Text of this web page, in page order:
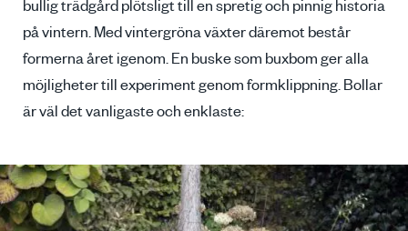
bullig trädgård plötsligt till en spretig och pinnig historia
på vintern. Med vintergröna växter däremot består
formerna året igenom. En buske som buxbom ger alla
möjligheter till experiment genom formklippning. Bollar
är väl det vanligaste och enklaste: